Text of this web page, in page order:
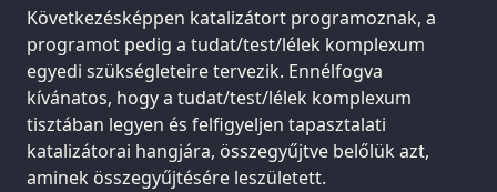
Következésképpen katalizátort programoznak, a
programot pedig a tudat/test/lélek komplexum
egyedi szükségleteire tervezik. Ennélfogva
kívánatos, hogy a tudat/test/lélek komplexum
tisztában legyen és felfigyeljen tapasztalati
katalizátorai hangjára, összegyűjtve belőlük azt,
aminek összegyűjtésére leszületett.